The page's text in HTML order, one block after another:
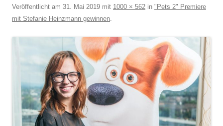
Veröffentlicht am 31. Mai 2019 mit 1000 × 562 in "Pets 2" Premiere
mit Stefanie Heinzmann gewinnen.